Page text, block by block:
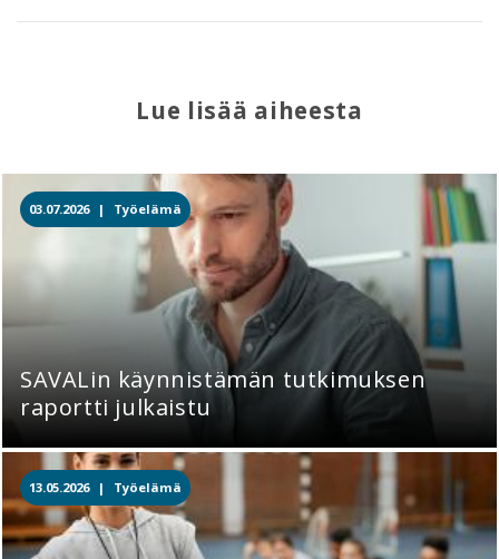
Lue lisää aiheesta
03.07.2026 | Työelämä
SAVALin käynnistämän tutkimuksen
raportti julkaistu
13.05.2026 | Työelämä